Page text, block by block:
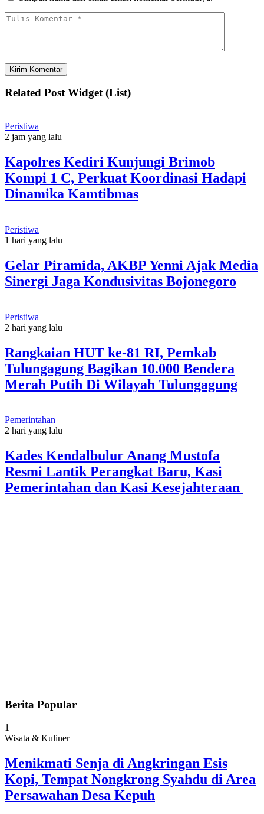
Related Post Widget (List)
Peristiwa
2 jam yang lalu
Kapolres Kediri Kunjungi Brimob
Kompi 1 C, Perkuat Koordinasi Hadapi
Dinamika Kamtibmas
Peristiwa
1 hari yang lalu
Gelar Piramida, AKBP Yenni Ajak Media
Sinergi Jaga Kondusivitas Bojonegoro
Peristiwa
2 hari yang lalu
Rangkaian HUT ke-81 RI, Pemkab
Tulungagung Bagikan 10.000 Bendera
Merah Putih Di Wilayah Tulungagung
Pemerintahan
2 hari yang lalu
Kades Kendalbulur Anang Mustofa
Resmi Lantik Perangkat Baru, Kasi
Pemerintahan dan Kasi Kesejahteraan
Berita Popular
1
Wisata & Kuliner
Menikmati Senja di Angkringan Esis
Kopi, Tempat Nongkrong Syahdu di Area
Persawahan Desa Kepuh